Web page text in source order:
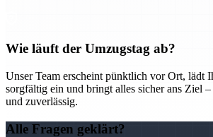
Wie läuft der Umzugstag ab?
Unser Team erscheint pünktlich vor Ort, lädt
sorgfältig ein und bringt alles sicher ans Ziel
und zuverlässig.
Alle Fragen geklärt?